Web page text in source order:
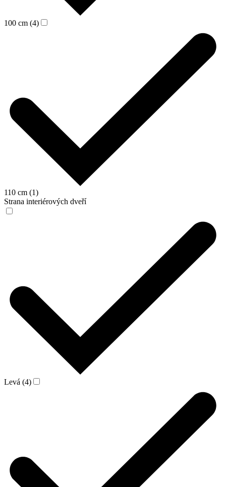
100 cm (4)
110 cm (1)
Strana interiérových dveří
Levá (4)